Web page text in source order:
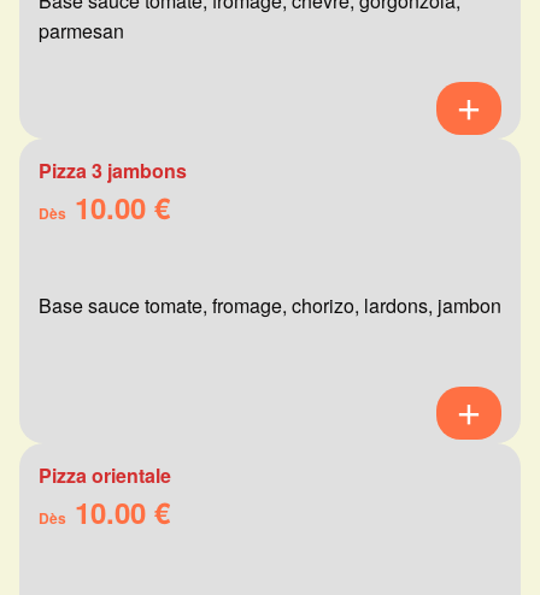
parmesan
Pizza 3 jambons
Dès 10.00 €
Base sauce tomate, fromage, chorizo, lardons, jambon
Pizza orientale
Dès 10.00 €